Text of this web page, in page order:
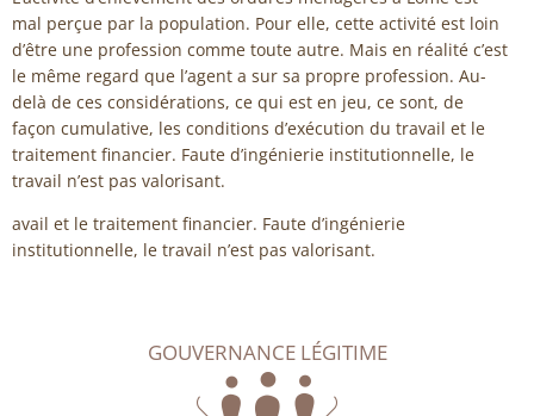
mal perçue par la population. Pour elle, cette activité est loin
d’être une profession comme toute autre. Mais en réalité c’est
le même regard que l’agent a sur sa propre profession. Au-
delà de ces considérations, ce qui est en jeu, ce sont, de
façon cumulative, les conditions d’exécution du travail et le
traitement financier. Faute d’ingénierie institutionnelle, le
travail n’est pas valorisant.
avail et le traitement financier. Faute d’ingénierie
institutionnelle, le travail n’est pas valorisant.
GOUVERNANCE LÉGITIME